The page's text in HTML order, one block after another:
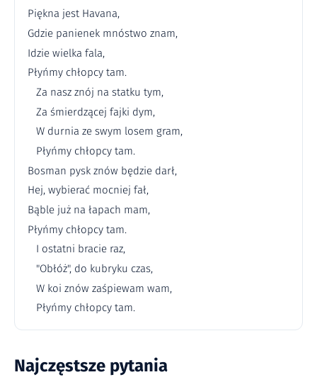
Piękna jest Havana,
Gdzie panienek mnóstwo znam,
Idzie wielka fala,
Płyńmy chłopcy tam.
Za nasz znój na statku tym,
Za śmierdzącej fajki dym,
W durnia ze swym losem gram,
Płyńmy chłopcy tam.
Bosman pysk znów będzie darł,
Hej, wybierać mocniej fał,
Bąble już na łapach mam,
Płyńmy chłopcy tam.
I ostatni bracie raz,
"Obłóż", do kubryku czas,
W koi znów zaśpiewam wam,
Płyńmy chłopcy tam.
Najczęstsze pytania